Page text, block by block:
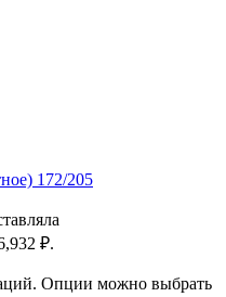
172/205
₽.
Опции можно выбрать